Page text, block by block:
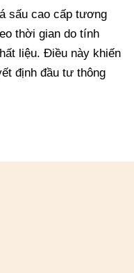
sấu cao cấp tương
thời gian do tính
liệu. Điều này khiến
định đầu tư thông